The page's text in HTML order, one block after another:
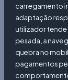
carregamento
adaptação
utilizador tende
pesada, a
quebra no
pagamentos